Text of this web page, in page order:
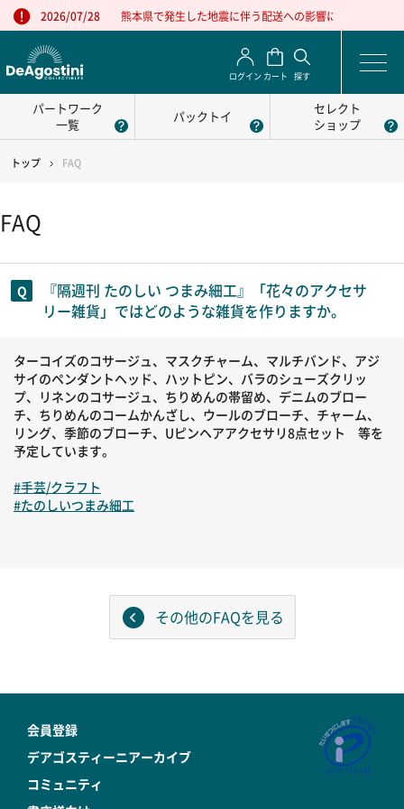
2026/07/28 熊本県で発生した地震に伴う配送への影響について
ログイン カート 探す
パートワーク
一覧
パックトイ
セレクト
ショップ
トップ FAQ
FAQ
『隔週刊 たのしい つまみ細工』「花々のアクセサ
リー雑貨」ではどのような雑貨を作りますか。
ターコイズのコサージュ、マスクチャーム、マルチバンド、アジ
サイのペンダントヘッド、ハットピン、バラのシューズクリッ
プ、リネンのコサージュ、ちりめんの帯留め、デニムのブロー
チ、ちりめんのコームかんざし、ウールのブローチ、チャーム、
リング、季節のブローチ、Uピンヘアアクセサリ8点セット 等を
予定しています。
#手芸/クラフト
#たのしいつまみ細工
その他のFAQを見る
会員登録
デアゴスティーニアーカイブ
コミュニティ